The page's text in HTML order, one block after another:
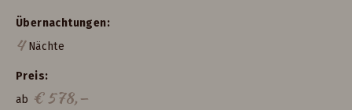
Übernachtungen
4Nächte
Preis
ab €578,—